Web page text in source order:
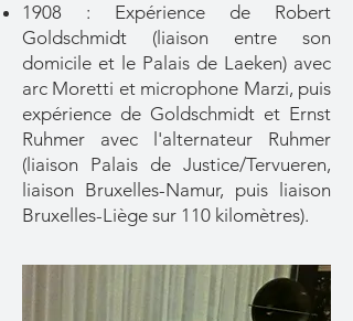
1908 : Expérience de Robert
Goldschmidt (liaison entre son
domicile et le Palais de Laeken) avec
arc Moretti et microphone Marzi, puis
expérience de Goldschmidt et Ernst
Ruhmer avec l'alternateur Ruhmer
(liaison Palais de Justice/Tervueren,
liaison Bruxelles-Namur, puis liaison
Bruxelles-Liège sur 110 kilomètres).